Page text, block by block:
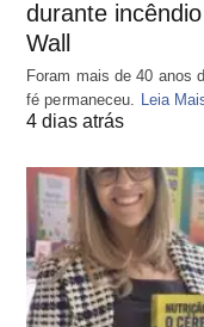
durante
Wall
Foram mais de 40 anos
fé permaneceu. Leia
4 dias atrás